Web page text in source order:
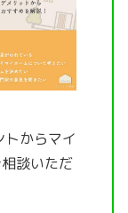
からマイ
談いただ